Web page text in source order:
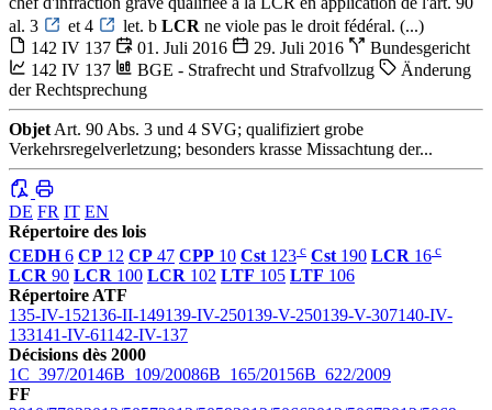
al. 3
et 4 let. b LCR ne viole pas le droit fédéral. (...)
142 IV 137
01. Juli 2016 29. Juli 2016
Bundesgericht
142 IV 137
BGE - Strafrecht und Strafvollzug
Änderung
der Rechtsprechung
Objet Art. 90 Abs. 3 und 4 SVG; qualifiziert grobe
Verkehrsregelverletzung; besonders krasse Missachtung der...
DE FR IT EN
Répertoire des lois
CEDH6 CP 12 CP 47 CPP 10 Cst 123 c Cst 190 LCR 16 c
LCR 90 LCR 100 LCR 102 LTF 105 LTF 106
Répertoire ATF
135-IV-152136-II-149139-IV-250139-V-250139-V-307140-IV-
133141-IV-61142-IV-137
Décisions dès 2000
1C_397/20146B_109/20086B_165/20156B_622/2009
FF